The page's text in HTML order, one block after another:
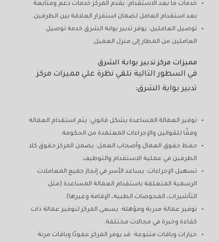
خدمات ما بعد الاستقدام: يقدم المركز خدمات دعم ومتابعة
بعد استقدام العامل لضمان استقرار العلاقة بين الطرفين.
توصيل العاملين: يوفر تدبير بوابة الشرق خدمة توصيل
العاملين من المطار إلى منزل العميل.
مميزات مركز تدبير بوابة الشرق
في السطور التالية نلقي نظرة علي مميزات مركز
تدبير بوابة الشرق:
توفير العمالة المساعدة بشكل قانوني: يتم استقدام العمالة
وفقًا للقوانين والإجراءات المعتمدة من الحكومة.
حفظ حقوق العمال وأصحاب العمل: يضمن المركز حقوق كلا
الطرفين في عملية الاستقدام والتوظيف.
تسهيل الإجراءات: يساعد الأسر في إنجاز جميع المعاملات
الرسمية المتعلقة باستقدام العمالة المساعدة (مثل
التأشيرات، الفحوصات الطبية، الإقامة وغيرها).
توفير عمالة مدربة ومؤهلة: يسعى المركز لتوفير عمالة ذات
كفاءة وخبرة في مجالات مختلفة.
خيارات وباقات متنوعة: قد يوفر المركز عقودًا وباقات مرنة